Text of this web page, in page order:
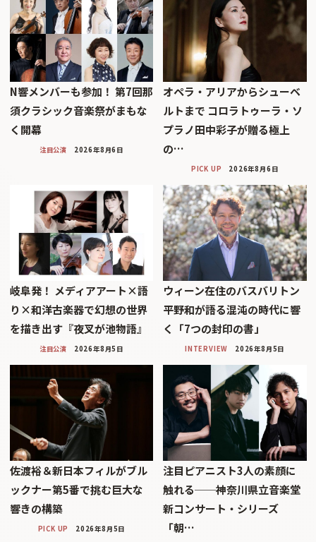
N響メンバーも参加！ 第7回那
須クラシック音楽祭がまもな
く開幕
注目公演 2026年8月6日
オペラ・アリアからシューベ
ルトまで コロラトゥーラ・ソ
プラノ田中彩子が贈る極上
の…
PICK UP 2026年8月6日
岐阜発！ メディアアート×語
り×和洋古楽器で幻想の世界
を描き出す『夜叉が池物語』
注目公演 2026年8月5日
ウィーン在住のバスバリトン
平野和が語る混沌の時代に響
く「7つの封印の書」
INTERVIEW 2026年8月5日
佐渡裕＆新日本フィルがブル
ックナー第5番で挑む巨大な
響きの構築
PICK UP 2026年8月5日
注目ピアニスト3人の素顔に
触れる──神奈川県立音楽堂
新コンサート・シリーズ
「朝…